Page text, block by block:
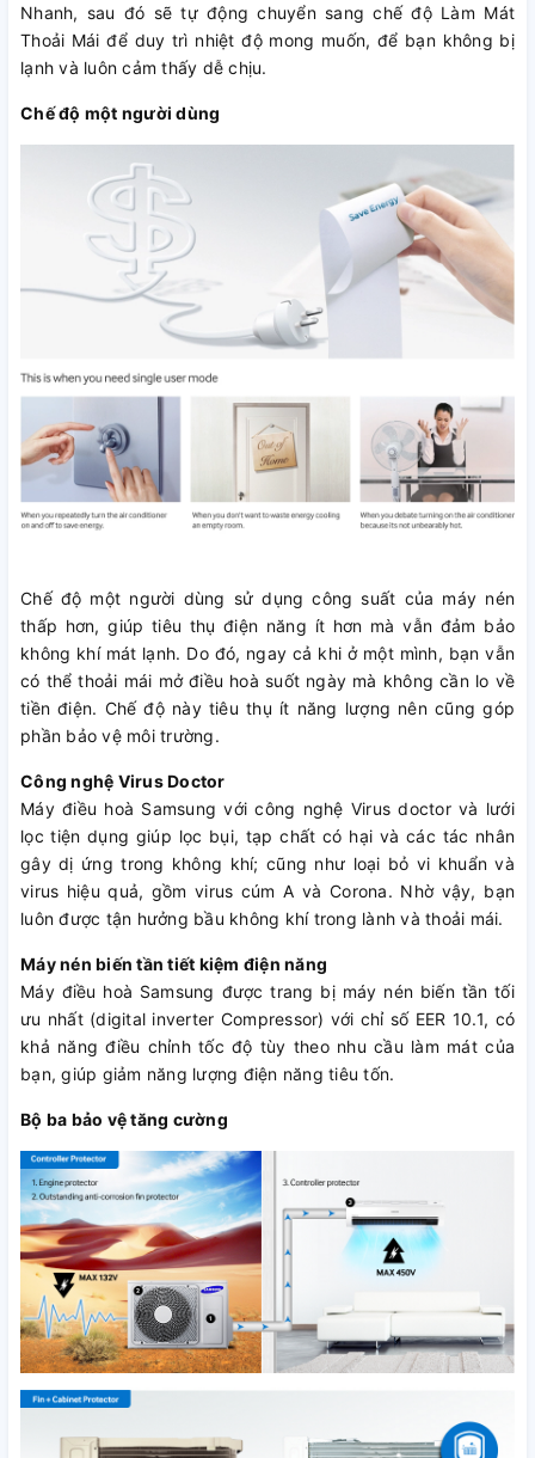
Nhanh, sau đó sẽ tự động chuyển sang chế độ Làm Mát
Thoải Mái để duy trì nhiệt độ mong muốn, để bạn không bị
lạnh và luôn cảm thấy dễ chịu.
Chế độ một người dùng
Chế độ một người dùng sử dụng công suất của máy nén
thấp hơn, giúp tiêu thụ điện năng ít hơn mà vẫn đảm bảo
không khí mát lạnh. Do đó, ngay cả khi ở một mình, bạn vẫn
có thể thoải mái mở điều hoà suốt ngày mà không cần lo về
tiền điện. Chế độ này tiêu thụ ít năng lượng nên cũng góp
phần bảo vệ môi trường.
Công nghệ Virus Doctor
Máy điều hoà Samsung với công nghệ Virus doctor và lưới
lọc tiện dụng giúp lọc bụi, tạp chất có hại và các tác nhân
gây dị ứng trong không khí; cũng như loại bỏ vi khuẩn và
virus hiệu quả, gồm virus cúm A và Corona. Nhờ vậy, bạn
luôn được tận hưởng bầu không khí trong lành và thoải mái.
Máy nén biến tần tiết kiệm điện năng
Máy điều hoà Samsung được trang bị máy nén biến tần tối
ưu nhất (digital inverter Compressor) với chỉ số EER 10.1, có
khả năng điều chỉnh tốc độ tùy theo nhu cầu làm mát của
bạn, giúp giảm năng lượng điện năng tiêu tốn.
Bộ ba bảo vệ tăng cường